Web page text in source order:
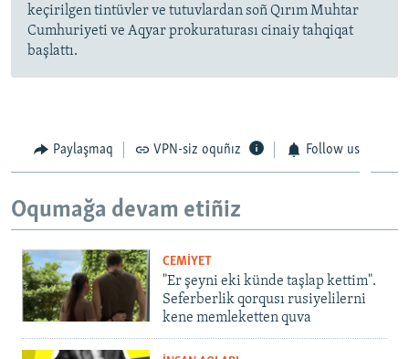
keçirilgen tintüvler ve tutuvlardan soñ Qırım Muhtar
Cumhuriyeti ve Aqyar prokuraturası cinaiy tahqiqat
başlattı.
Paylaşmaq VPN-siz oquñız Follow us
Oqumağa devam etiñiz
CEMİYET
"Er şeyni eki künde taşlap kettim".
Seferberlik qorqusı rusiyelilerni
kene memleketten quva